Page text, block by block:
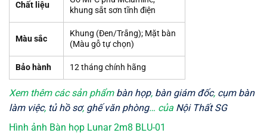
Chất liệu
khung sắt sơn tĩnh điện
Màu sắc
Khung (Đen/Trắng); Mặt bàn
(Màu gỗ tự chọn)
Bảo hành 12 tháng chính hãng
Xem thêm các sản phẩm bàn họp, bàn giám đốc, cụm bàn
làm việc, tủ hồ sơ, ghế văn phòng… của Nội Thất SG
Hình ảnh Bàn họp Lunar 2m8 BLU-01